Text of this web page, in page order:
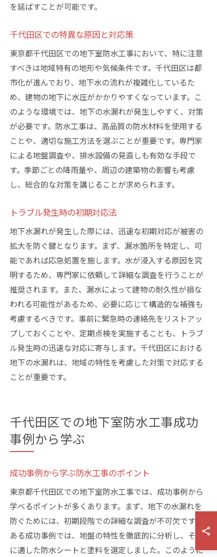
を延ばすことが可能です。
千代田区での特異な原因と対応策
東京都千代田区での地下室防水工事において、特に注意
すべきは地域特有の地形や気候条件です。千代田区は都
市化が進んでおり、地下水の流れが複雑化しているた
め、建物の地下に水圧がかかりやすくなっています。こ
のような環境では、地下の水漏れが発生しやすく、対策
が必要です。防水工事は、高品質の防水材料を使用する
ことや、適切な施工方法を選ぶことが重要です。専門家
による地盤調査や、排水設備の見直しも有効な手段で
す。季節ごとの降雨量や、周辺の建築物の影響も考慮
し、総合的な対策を講じることが求められます。
トラブル発生時の初期対応法
地下水漏れが発生した際には、迅速な初期対応が被害の
拡大を防ぐ鍵となります。まず、漏水箇所を特定し、可
能であれば応急処置を施します。水が浸入する原因を究
明するため、専門家に依頼して詳細な調査を行うことが
推奨されます。また、漏水によって建物の耐久性が損な
われる可能性があるため、必要に応じて構造的な補強も
考慮するべきです。事前に緊急時の連絡先をリストアッ
プしておくことや、定期点検を実施することも、トラブ
ル発生時の迅速な対応に寄与します。千代田区における
地下の水漏れは、地域の特性を考慮した対策で対応する
ことが重要です。
千代田区での地下室防水工事成功
事例から学ぶ
成功事例から学ぶ防水工事のポイント
東京都千代田区での地下室防水工事では、成功事例から
学べるポイントが多くあります。まず、地下の水漏れを
防ぐためには、初期段階での詳細な調査が不可欠です。
ある成功事例では、地盤の特性を徹底的に分析し、それ
に適した防水シートと塗料を選定しました。このように